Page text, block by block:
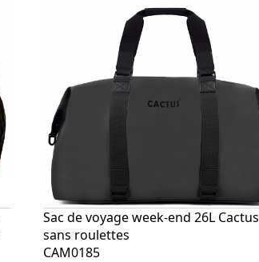
Sac de voyage week-end 26L Cactus
sans roulettes
CAM0185